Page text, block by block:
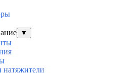
▼